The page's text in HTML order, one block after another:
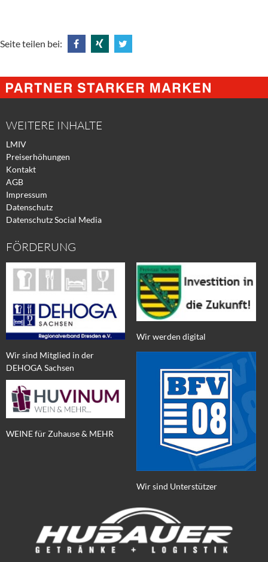
Seite teilen bei:
@
Facebook
@
Xing
@
Twitter
WEITERE INHALTE
LMIV
Preiserhöhungen
Kontakt
AGB
Impressum
Datenschutz
Datenschutz Social Media
FÖRDERUNG
Wir sind Mitglied in der
DEHOGA Sachsen
WEINE für Zuhause & MEHR
Wir werden digital
Wir sind Unterstützer